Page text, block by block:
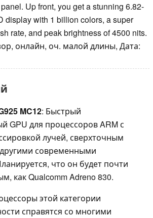
Up front, you get a stunning 6.82-
display with 1 billion colors, a super
rate, and peak brightness of 4500 nits.
онлайн, оч. малой длины, Дата:
MC12: Быстрый
GPU для процессоров ARM с
лучей, сверхточным
современными
что он будет почти
как Qualcomm Adreno 830.
этой категории
справятся со многими